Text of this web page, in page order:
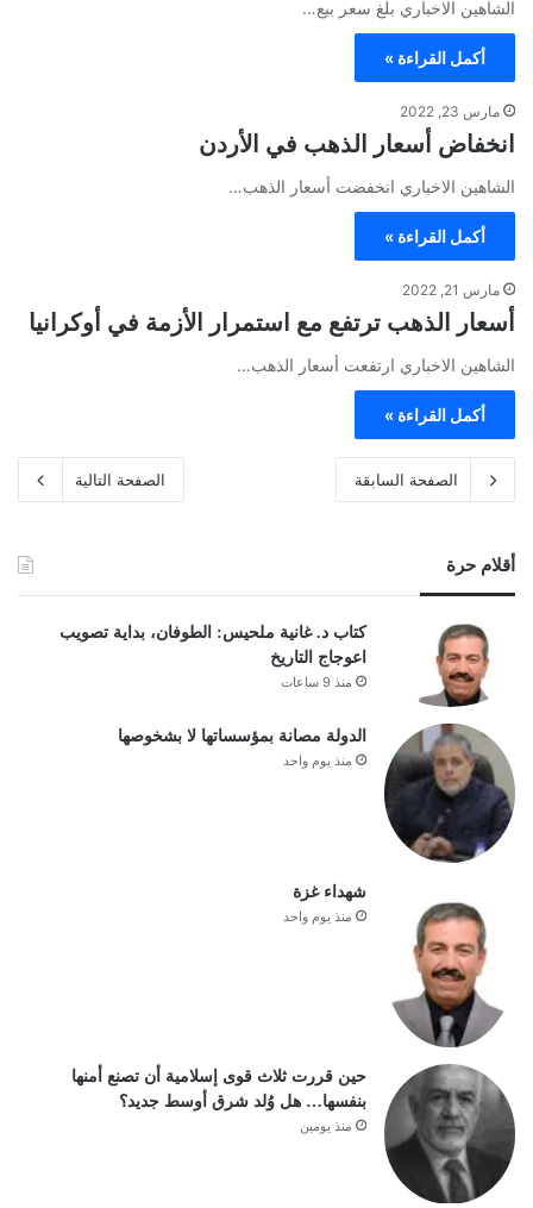
الشاهين الاخباري بلغ سعر بيع…
أكمل القراءة »
مارس 23, 2022
انخفاض أسعار الذهب في الأردن
الشاهين الاخباري انخفضت أسعار الذهب…
أكمل القراءة »
مارس 21, 2022
أسعار الذهب ترتفع مع استمرار الأزمة في أوكرانيا
الشاهين الاخباري ارتفعت أسعار الذهب…
أكمل القراءة »
الصفحة السابقة الصفحة التالية
أقلام حرة
كتاب د. غانية ملحيس: الطوفان، بداية تصويب
اعوجاج التاريخ
منذ 9 ساعات
الدولة مصانة بمؤسساتها لا بشخوصها
منذ يوم واحد
شهداء غزة
منذ يوم واحد
حين قررت ثلاث قوى إسلامية أن تصنع أمنها
بنفسها… هل وُلد شرق أوسط جديد؟
منذ يومين